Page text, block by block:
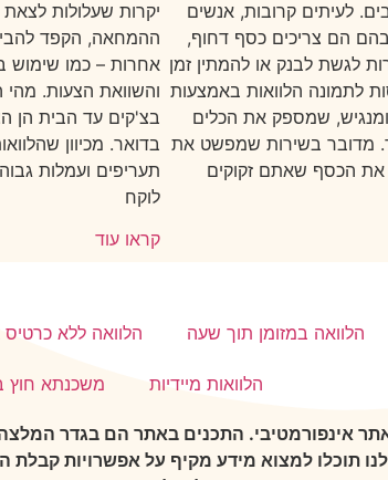
לעיתים קרובות, אנשים
הם צריכים כסף דחוף,
לגשת לבנק או להמתין זמן
לתמונה הלוואות באמצעות
שמספק את הכלים
מדובר בשירות שמפשט את
הכסף שאתם זקוקים
יקרות שעלולות
ההמחאה, הקפד להבין
אחרות – כמו שימוש
והשוואת הצעות. מהי
בצ'קים עד הבית הן
בדואר. מכיוון
תעריפים ועמלות
לוקח
קראו עוד
הלוואה במזומן תוך שעה הלוואה ללא
הלוואות מיידיות משכנתא חוץ
אינפורמטיבי. התכנים באתר הם בגדר
תוכלו למצוא מידע מקיף על אפשרויות קבלת